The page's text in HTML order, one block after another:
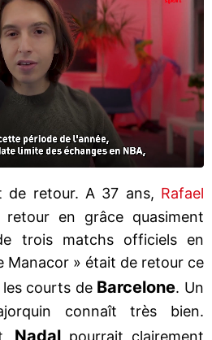
de retour. A 37 ans, Rafael
en grâce quasiment
trois matchs officiels en
Manacor » était de retour ce
courts de Barcelone. Un
connaît très bien.
Nadal pourrait clairement